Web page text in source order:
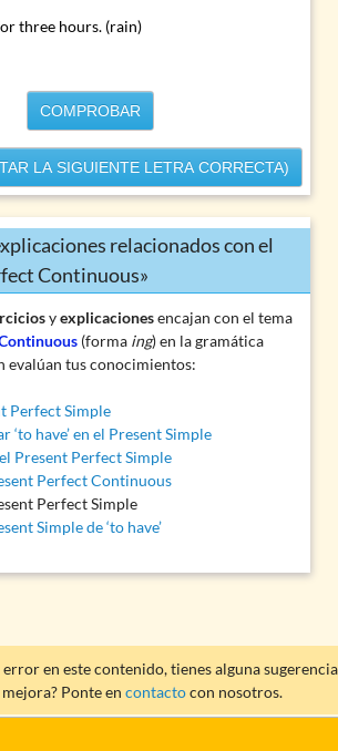
three hours. (rain)
COMPROBAR
LA SIGUIENTE LETRA CORRECTA)
relacionados con el
Continuous»
yexplicacionesencajan con el tema
(forma ing) en la gramática
evalúan tus conocimientos:
Perfect Simple
‘to have’ en el Present Simple
Present Perfect Simple
Perfect Continuous
Perfect Simple
Simple de ‘to have’
en este contenido, tienes alguna sugerencia
Ponte en contactocon nosotros.